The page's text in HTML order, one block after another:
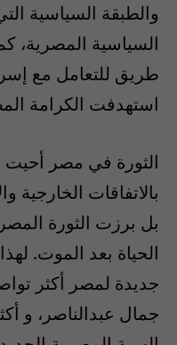
والطبقة السياسية
السياسية المصرية،
طريق للتعامل مع
استهدفت الكرامة
الثورة في مصر أحيت
بالاتفاقات الخارجية
بل برزت الثورة
الحياة بعد الموت.
جديدة لمصر أكثر
جمال عبدالناصر، و